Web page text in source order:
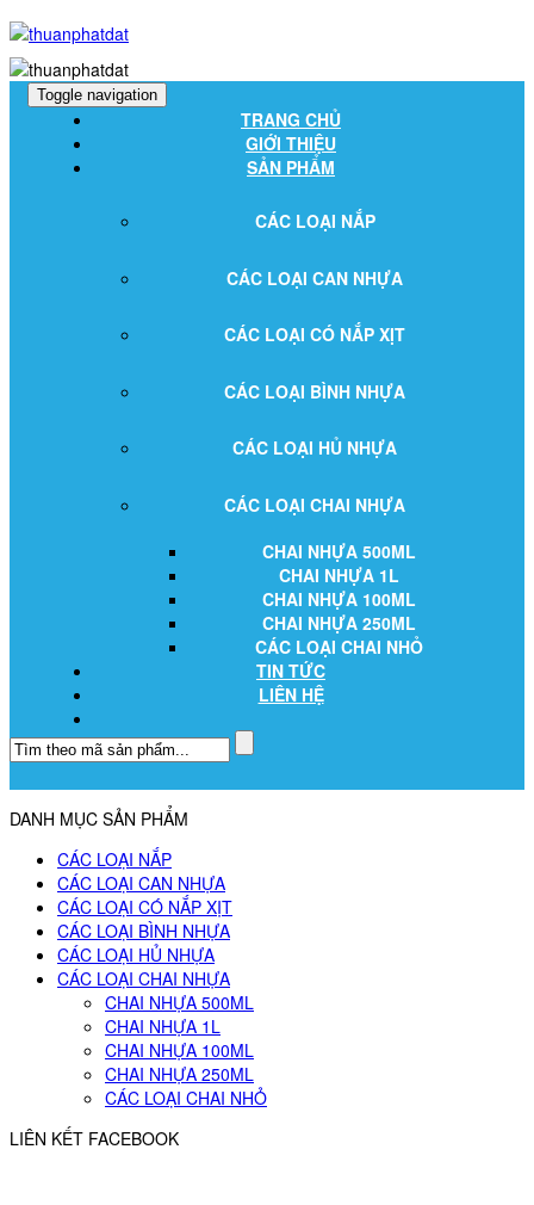
Toggle navigation
TRANG CHỦ
GIỚI THIỆU
SẢN PHẨM
CÁC LOẠI NẮP
CÁC LOẠI CAN NHỰA
CÁC LOẠI CÓ NẮP XỊT
CÁC LOẠI BÌNH NHỰA
CÁC LOẠI HỦ NHỰA
CÁC LOẠI CHAI NHỰA
CHAI NHỰA 500ML
CHAI NHỰA 1L
CHAI NHỰA 100ML
CHAI NHỰA 250ML
CÁC LOẠI CHAI NHỎ
TIN TỨC
LIÊN HỆ
DANH MỤC SẢN PHẨM
CÁC LOẠI NẮP
CÁC LOẠI CAN NHỰA
CÁC LOẠI CÓ NẮP XỊT
CÁC LOẠI BÌNH NHỰA
CÁC LOẠI HỦ NHỰA
CÁC LOẠI CHAI NHỰA
CHAI NHỰA 500ML
CHAI NHỰA 1L
CHAI NHỰA 100ML
CHAI NHỰA 250ML
CÁC LOẠI CHAI NHỎ
LIÊN KẾT FACEBOOK